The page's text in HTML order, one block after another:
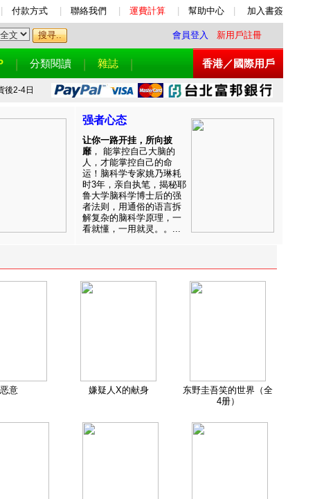
付款方式 聯絡我們 運費計算 幫助中心 加入書簽
會員登入 新用戶註冊
分類閱讀 雜誌 香港／國際用戶
後2-4日
强者心态
让你一路开挂，所向披
靡 ， 能掌控自己大脑的
人，才能掌控自己的命
运！脑科学专家姚乃琳耗
时3年，亲自执笔，揭秘耶
鲁大学脑科学博士后的强
者法则，用通俗的语言拆
解复杂的脑科学原理，一
看就懂，一用就灵。。...
恶意 嫌疑人X的献身
东野圭吾笑的世界（全
4册）